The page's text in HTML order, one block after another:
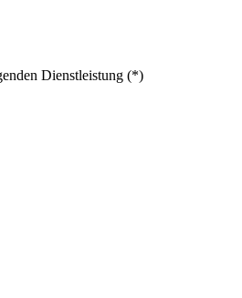
Dienstleistung (*)